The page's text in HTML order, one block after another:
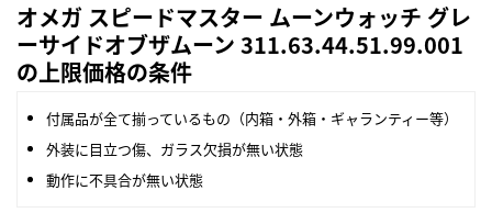
オメガ スピードマスター ムーンウォッチ グレ
ーサイドオブザムーン 311.63.44.51.99.001
の上限価格の条件
付属品が全て揃っているもの（内箱・外箱・ギャランティー等）
外装に目立つ傷、ガラス欠損が無い状態
動作に不具合が無い状態